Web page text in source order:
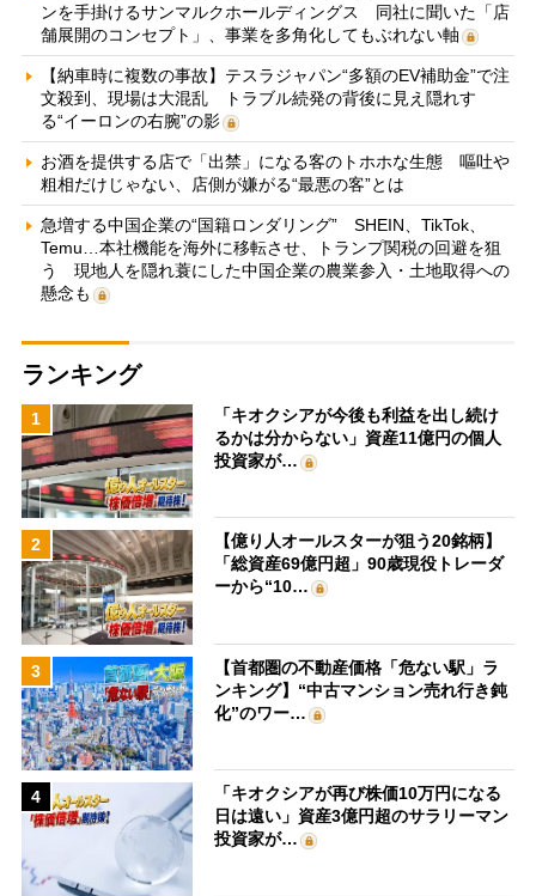
ンを手掛けるサンマルクホールディングス 同社に聞いた「店
舗展開のコンセプト」、事業を多角化してもぶれない軸
【納車時に複数の事故】テスラジャパン“多額のEV補助金”で注
文殺到、現場は大混乱 トラブル続発の背後に見え隠れす
る“イーロンの右腕”の影
お酒を提供する店で「出禁」になる客のトホホな生態 嘔吐や
粗相だけじゃない、店側が嫌がる“最悪の客”とは
急増する中国企業の“国籍ロンダリング” SHEIN、TikTok、
Temu…本社機能を海外に移転させ、トランプ関税の回避を狙
う 現地人を隠れ蓑にした中国企業の農業参入・土地取得への
懸念も
ランキング
1
「キオクシアが今後も利益を出し続け
るかは分からない」資産11億円の個人
投資家が…
2
【億り人オールスターが狙う20銘柄】
「総資産69億円超」90歳現役トレーダ
ーから“10…
3
【首都圏の不動産価格「危ない駅」ラ
ンキング】“中古マンション売れ行き鈍
化”のワー…
4
「キオクシアが再び株価10万円になる
日は遠い」資産3億円超のサラリーマン
投資家が…